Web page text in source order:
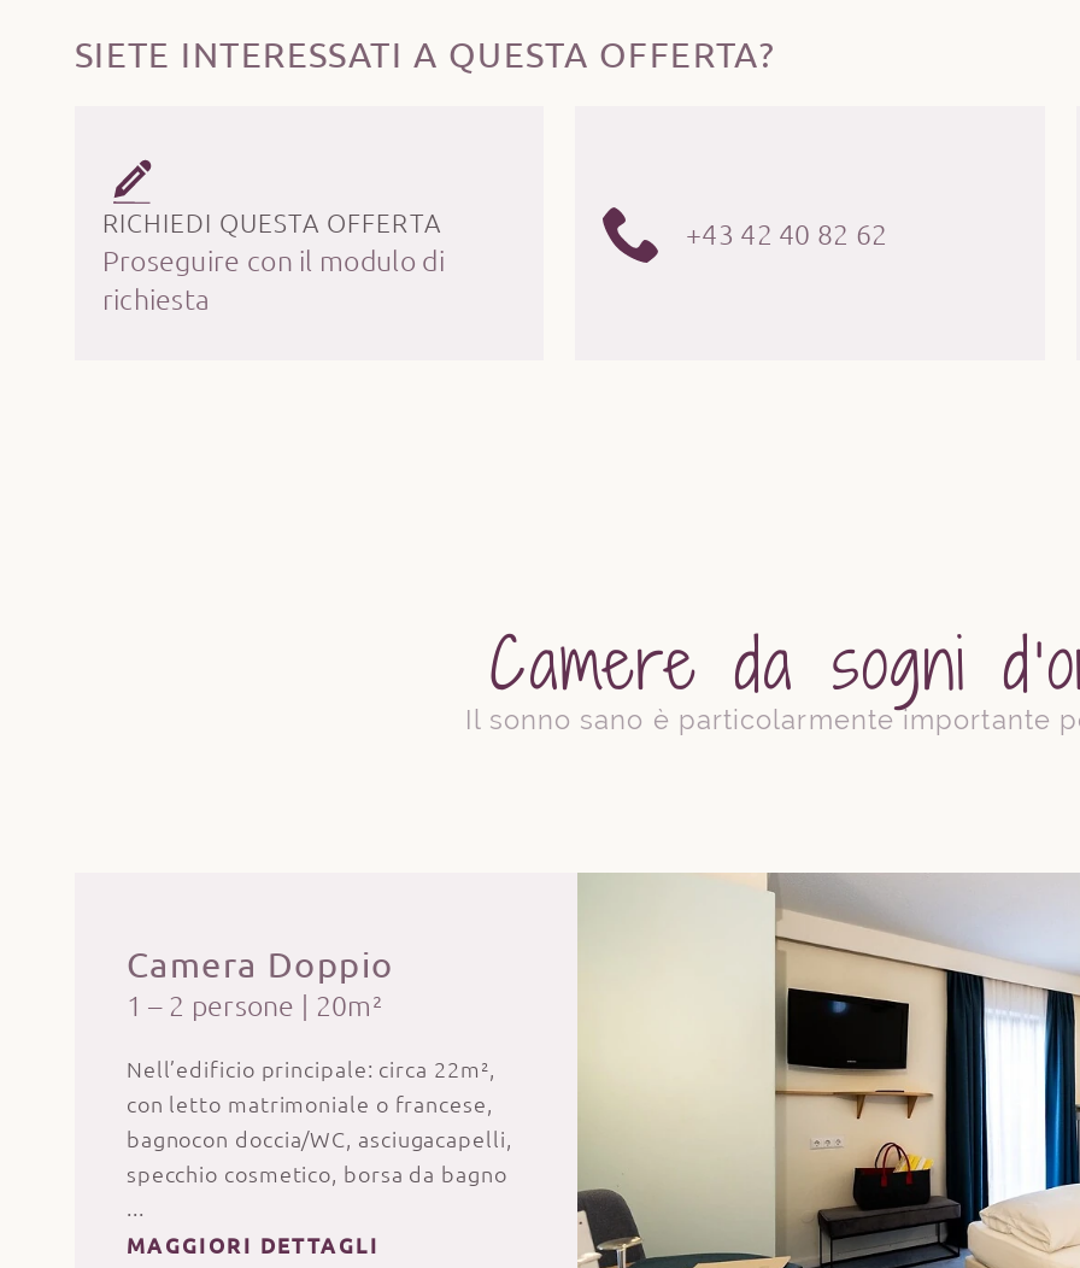
SIETE INTERESSATI A QUESTA OFFERTA?
RICHIEDI QUESTA OFFERTA
Proseguire con il modulo di
richiesta
+43 42 40 82 62
Camere da sogni
Il sonno sano è particolarmente importante
Camera Doppio
1 – 2 persone 20m²
Nell’edificio principale: circa 22m²,
con letto matrimoniale o francese,
bagnocon doccia/WC, asciugacapelli,
specchio cosmetico, borsa da bagno
con teli da bagno e da sauna per
tutta la durata del soggiorno,
MAGGIORI DETTAGLI